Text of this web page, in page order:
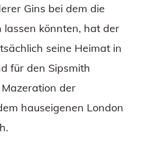
Gins bei dem die
lassen könnten, hat der
seine Heimat in
für den Sipsmith
der
hauseigenen London